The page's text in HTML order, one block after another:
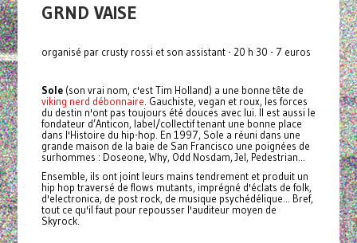
GRND VAISE
organisé par crusty rossi et son assistant - 20 h 30 - 7 euros
Sole(son vrai nom, c'est Tim Holland) a une bonne tête de
viking nerd débonnaire . Gauchiste, vegan et roux, les forces
du destin n'ont pas toujours été douces avec lui. Il est aussi le
fondateur d’Anticon, label/collectif tenant une bonne place
dans l'Histoire du hip-hop. En 1997, Sole a réuni dans une
grande maison de la baie de San Francisco une poignées de
surhommes : Doseone, Why, Odd Nosdam, Jel, Pedestrian...
Ensemble, ils ont joint leurs mains tendrement et produit un
hip hop traversé de flows mutants, imprégné d'éclats de folk,
d'electronica, de post rock, de musique psychédélique... Bref,
tout ce qu'il faut pour repousser l'auditeur moyen de
Skyrock.